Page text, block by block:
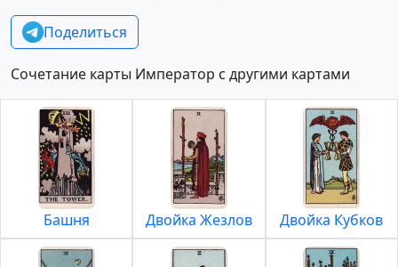
Поделиться
Сочетание карты Император с другими картами
Башня Двойка Жезлов Двойка Кубков